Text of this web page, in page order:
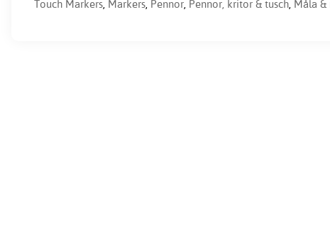
Touch Markers, Markers, Pennor, Pennor, kritor & tusch, Måla &